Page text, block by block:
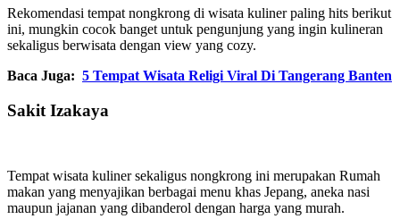
Rekomendasi tempat nongkrong di wisata kuliner paling hits berikut
ini, mungkin cocok banget untuk pengunjung yang ingin kulineran
sekaligus berwisata dengan view yang cozy.
Baca Juga: 5 Tempat Wisata Religi Viral Di Tangerang Banten
Sakit Izakaya
Tempat wisata kuliner sekaligus nongkrong ini merupakan Rumah
makan yang menyajikan berbagai menu khas Jepang, aneka nasi
maupun jajanan yang dibanderol dengan harga yang murah.